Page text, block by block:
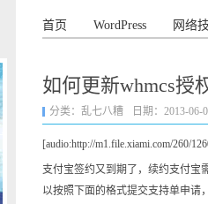
首页 WordPress 网络
如何更新whmcs授
分类： 乱七八糟 日期：2013-06-
[audio:http://m1.file.xiami.com/260/
支付宝签约又到期了，续约支付宝
以按照下面的格式提交支持单申请